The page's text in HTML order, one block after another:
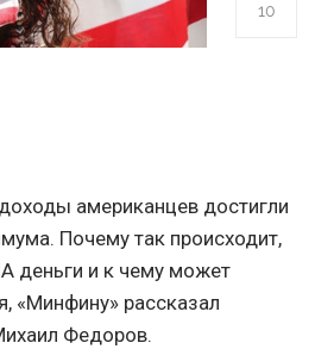
10
американцев достигли
Почему так происходит,
деньги и к чему может
«Минфину» рассказал
Федоров.